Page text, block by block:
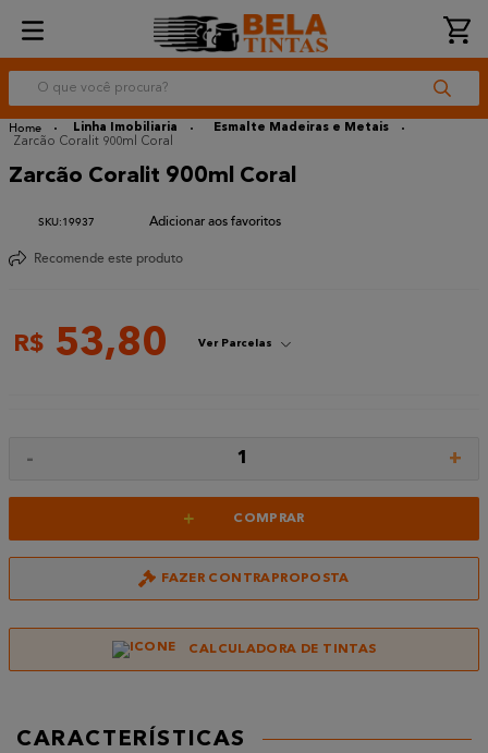
O que você procura?
Linha Imobiliaria
Esmalte Madeiras e Metais
Zarcão Coralit 900ml Coral
Zarcão Coralit 900ml Coral
:19937
Recomende este produto
R$ 53,80 Ver Parcelas
- 1 +
+ COMPRAR
FAZER CONTRAPROPOSTA
CALCULADORA DE TINTAS
CARACTERÍSTICAS